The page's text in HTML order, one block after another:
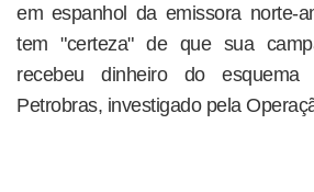
em espanhol da emissora norte-
tem "certeza" de que sua
recebeu dinheiro do
Petrobras, investigado pela